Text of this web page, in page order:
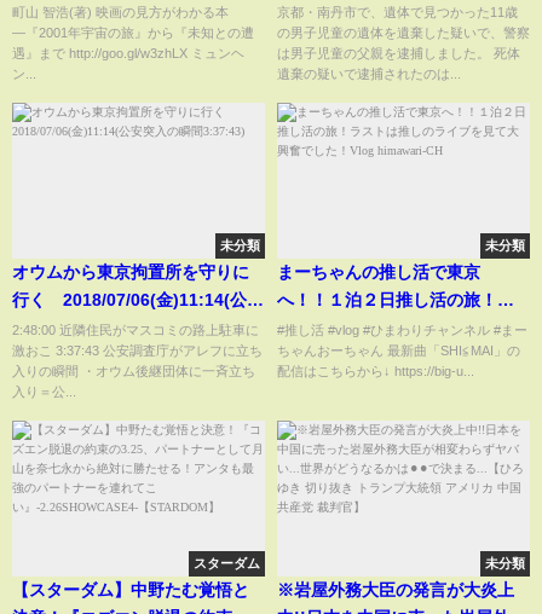
延々続きます」
町山 智浩(著) 映画の見方がわかる本
―『2001年宇宙の旅』から『未知との遭
遇』まで http://goo.gl/w3zhLX ミュンヘ
ン...
父親を逮捕（2026年04月16日）
京都・南丹市で、遺体で見つかった11歳
の男子児童の遺体を遺棄した疑いで、警察
は男子児童の父親を逮捕しました。 死体
遺棄の疑いで逮捕されたのは...
未分類
オウムから東京拘置所を守りに
行く 2018/07/06(金)11:14(公安
突入の瞬間3:37:43)
2:48:00 近隣住民がマスコミの路上駐車に
激おこ 3:37:43 公安調査庁がアレフに立ち
入りの瞬間 ・オウム後継団体に一斉立ち
入り＝公...
未分類
まーちゃんの推し活で東京
へ！！１泊２日推し活の旅！ラ
ストは推しのライブを見て大興
奮でした！Vlog himawari-CH
#推し活 #vlog #ひまわりチャンネル #まー
ちゃんおーちゃん 最新曲「SHI≦MAI」の
配信はこちらから↓ https://big-u...
スターダム
【スターダム】中野たむ覚悟と
未分類
※岩屋外務大臣の発言が大炎上